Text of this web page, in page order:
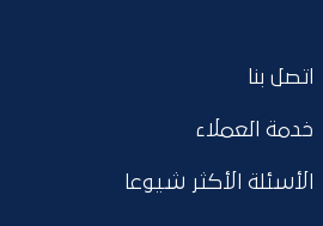
اتصل بنا
خدمة العملاء
الأسئلة الأكثر شيوعا